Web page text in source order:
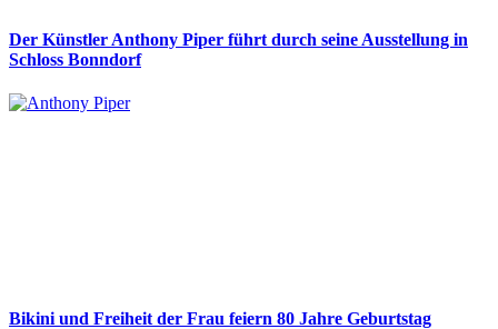
Der Künstler Anthony Piper führt durch seine Ausstellung in
Schloss Bonndorf
Bikini und Freiheit der Frau feiern 80 Jahre Geburtstag